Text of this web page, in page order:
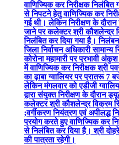
वाणिज्यिक कर निरीक्षक निलंबित
से निपटने हेतु वाणिज्यिक कर
गई थी। लेकिन निरीक्षण के
जाने पर कलेक्टर श्री कौशलेन्द्र
निलंबित कर दिया गया है।
जिला निर्वाचन अधिकारी
कोरोना महामारी पर प्रभावी
में वाणिज्यिक कर निरीक्षक श्री
का ढ़ाबा ग्वालियर पर प्रातरू
लेकिन मंगलवार को एडीजी
द्वारा संयुक्त निरीक्षण के दौरान
कलेक्टर श्री कौशलेन्द्र विक्रम
;वर्गीकरण नियंत्रण एवं अपीलद्ध
प्रयोग करते हुए वाणिज्यिक कर
से निलंबित कर दिया है। श्री दोहरे
की पात्रता रहेगी।